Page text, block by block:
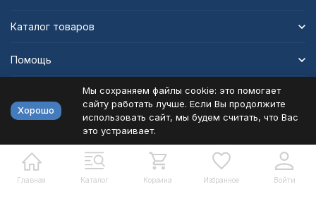
Главная Каталог Корзина Избранное Войти
Каталог товаров
Помощь
Политика персональных данных
Разработано в bodysite.ru
Хорошо
Мы сохраняем файлы cookie: это помогает
сайту работать лучше. Если Вы продолжите
использовать сайт, мы будем считать, что Вас
это устраивает.